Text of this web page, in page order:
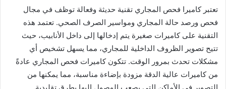
د
ا
إ
تعتبر كاميرا فحص المجاري تقنية حديثة وفعالة توظف في مجال
فحص ورصد حالة المجاري ومواسير الصرف الصحي. تعتمد هذه
التقنية على كاميرات صغيرة يتم إدخالها إلى داخل الأنابيب، حيث
تتيح تصوير الظروف الداخلية للمجاري، مما يسهل تشخيص أي
مشكلات تحدث بمرور الوقت. تتكون كاميرات فحص المجاري عادةً
من كاميرات عالية الدقة مزودة بإضاءة مناسبة، مما يمكنها من